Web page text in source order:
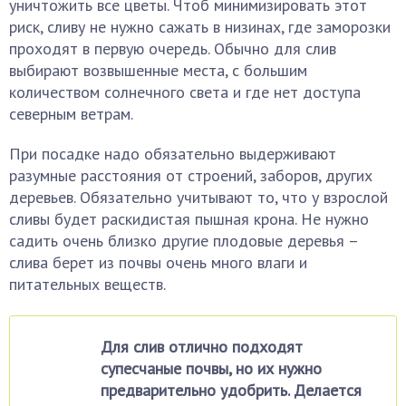
уничтожить все цветы. Чтоб минимизировать этот
риск, сливу не нужно сажать в низинах, где заморозки
проходят в первую очередь. Обычно для слив
выбирают возвышенные места, с большим
количеством солнечного света и где нет доступа
северным ветрам.
При посадке надо обязательно выдерживают
разумные расстояния от строений, заборов, других
деревьев. Обязательно учитывают то, что у взрослой
сливы будет раскидистая пышная крона. Не нужно
садить очень близко другие плодовые деревья –
слива берет из почвы очень много влаги и
питательных веществ.
Для слив отлично подходят
супесчаные почвы, но их нужно
предварительно удобрить. Делается